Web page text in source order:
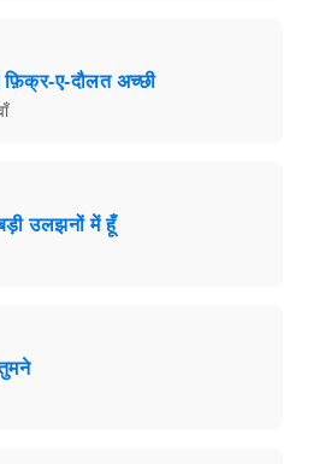
ए-दौलत अच्छी
उलझनों में हूँ